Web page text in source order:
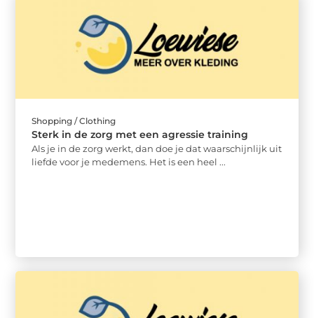
Shopping / Clothing
Sterk in de zorg met een agressie training
Als je in de zorg werkt, dan doe je dat waarschijnlijk uit
liefde voor je medemens. Het is een heel ...